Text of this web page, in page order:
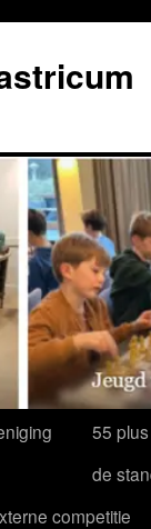
55
de
competitie